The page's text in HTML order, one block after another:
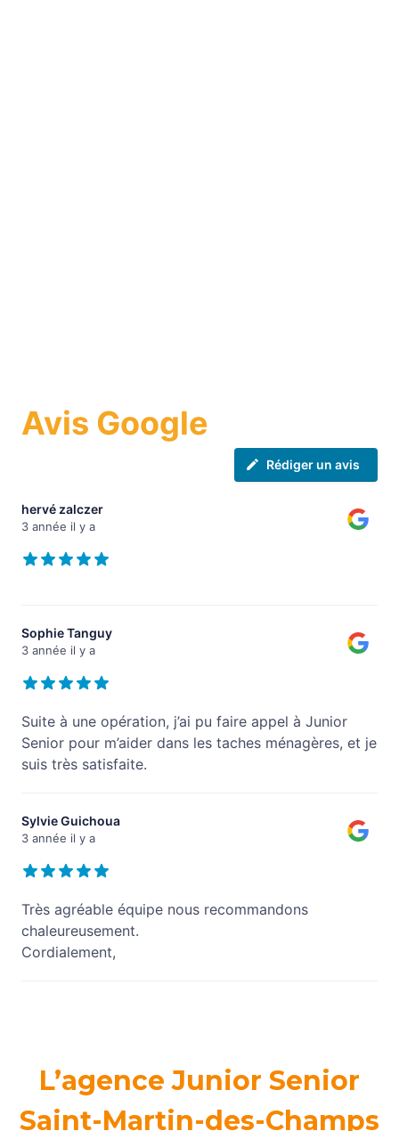
Avis Google
Rédiger un avis
hervé zalczer
3 année il y a
Sophie Tanguy
3 année il y a
Suite à une opération, j’ai pu faire appel à Junior
Senior pour m’aider dans les taches ménagères, et je
suis très satisfaite.
Sylvie Guichoua
3 année il y a
Très agréable équipe nous recommandons
chaleureusement.
Cordialement,
L’agence Junior Senior
Saint-Martin-des-Champs